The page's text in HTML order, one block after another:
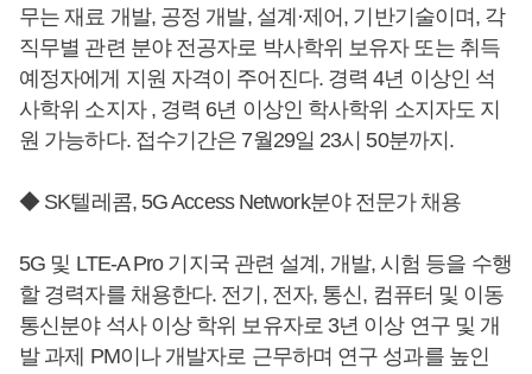
무는 재료 개발, 공정 개발, 설계·제어, 기반기술이며, 각
직무별 관련 분야 전공자로 박사학위 보유자 또는 취득
예정자에게 지원 자격이 주어진다. 경력 4년 이상인 석
사학위 소지자 , 경력 6년 이상인 학사학위 소지자도 지
원 가능하다. 접수기간은 7월29일 23시 50분까지.
◆ SK텔레콤, 5G Access Network분야 전문가 채용
5G 및 LTE-A Pro 기지국 관련 설계, 개발, 시험 등을 수행
할 경력자를 채용한다. 전기, 전자, 통신, 컴퓨터 및 이동
통신분야 석사 이상 학위 보유자로 3년 이상 연구 및 개
발 과제 PM이나 개발자로 근무하며 연구 성과를 높인